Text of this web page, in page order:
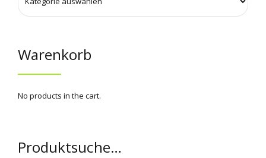
Warenkorb
No products in the cart.
Produktsuche…